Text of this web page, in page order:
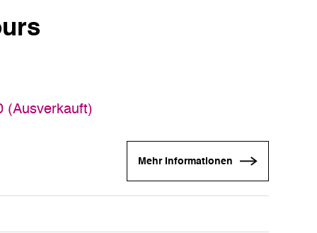
(Ausverkauft)
Mehr Informationen